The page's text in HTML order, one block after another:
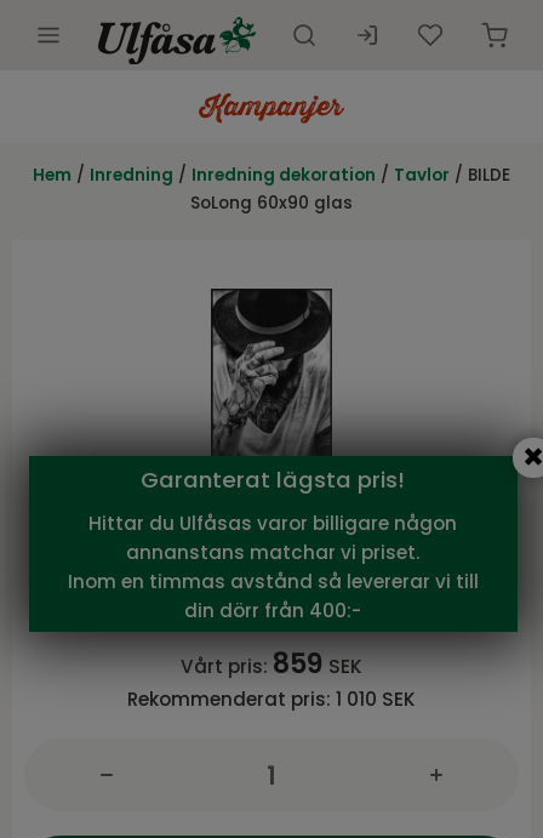
Innemöbler
Kampanjer
Hem / Inredning / Inredning dekoration / Tavlor / BILDE
SoLong 60x90 glas
NFG
BILDE SoLong 60x90 glas
Serie BILDE från NFG
Vårt pris: 859SEK
Rekommenderat pris: 1 010 SEK
Garanterat lägsta pris!
Hittar du Ulfåsas varor billigare någon
annanstans matchar vi priset.
Inom en timmas avstånd så levererar vi till
din dörr från 400:-